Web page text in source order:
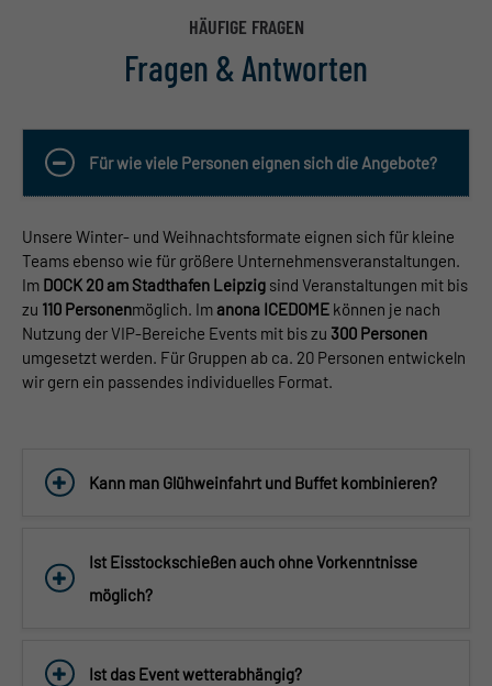
HÄUFIGE FRAGEN
Fragen & Antworten
Für wie viele Personen eignen sich die Angebote?
Unsere Winter- und Weihnachtsformate eignen sich für kleine
Teams ebenso wie für größere Unternehmensveranstaltungen.
Im DOCK 20 am Stadthafen Leipzig sind Veranstaltungen mit bis
zu 110 Personenmöglich. Imanona ICEDOME können je nach
Nutzung der VIP-Bereiche Events mit bis zu 300 Personen
umgesetzt werden. Für Gruppen ab ca. 20 Personen entwickeln
wir gern ein passendes individuelles Format.
Kann man Glühweinfahrt und Buffet kombinieren?
Ist Eisstockschießen auch ohne Vorkenntnisse
möglich?
Ist das Event wetterabhängig?